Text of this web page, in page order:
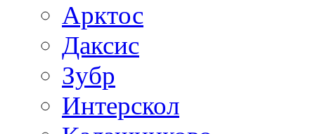
Арктос
Даксис
Зубр
Интерскол